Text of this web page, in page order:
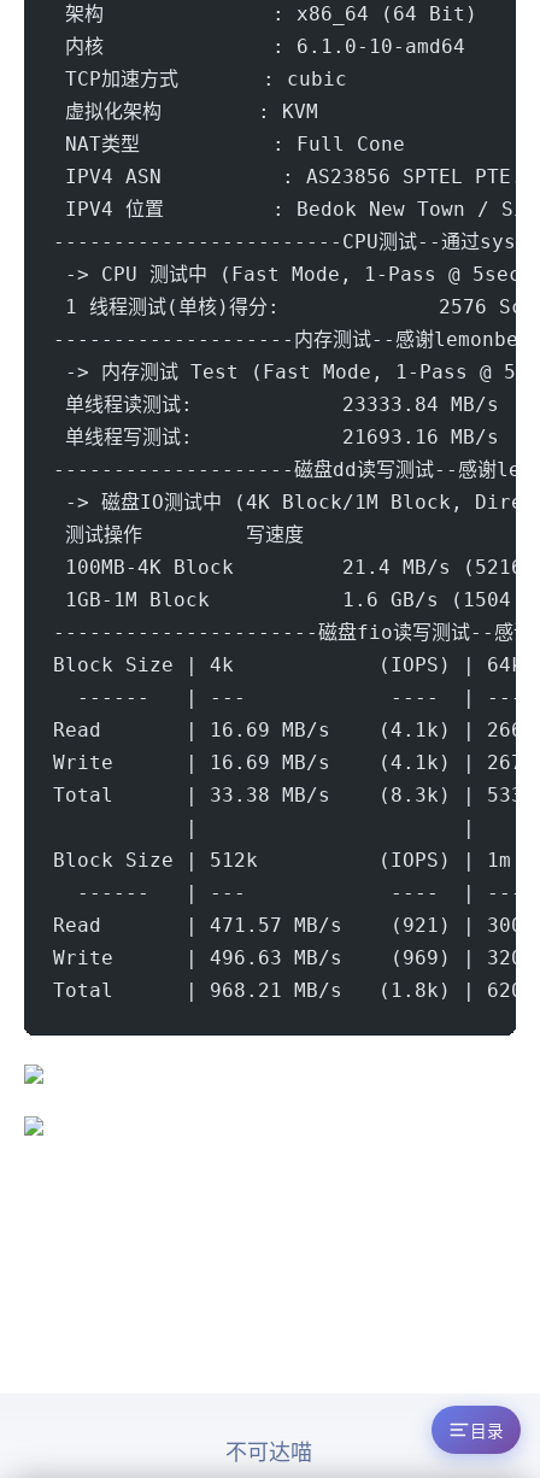
架构              : x86_64 (64 Bit)
内核              : 6.1.0-10-amd64
TCP加速方式       : cubic
虚拟化架构        : KVM
NAT类型           : Full Cone
IPV4 ASN          : AS23856 SPTEL PTE.
IPV4 位置         : Bedok New Town /
------------------------CPU测试--通过
-> CPU 测试中 (Fast Mode, 1-Pass @ 5sec)
1 线程测试(单核)得分: 		2576
--------------------内存测试--感谢
-> 内存测试 Test (Fast Mode, 1-Pass @
单线程读测试:		23333.84 MB/s
单线程写测试:		21693.16 MB/s
--------------------磁盘dd读写测试--感谢
-> 磁盘IO测试中 (4K Block/1M Block,
测试操作		写速度
100MB-4K Block		21.4 MB/s
1GB-1M Block		1.6 GB/s (1504
----------------------磁盘fio读写测试--感
Block Size | 4k            (IOPS) |
------   | ---            ----  |
Read       | 16.69 MB/s    (4.1k) |
Write      | 16.69 MB/s    (4.1k) |
Total      | 33.38 MB/s    (8.3k) |
|
Block Size | 512k          (IOPS) |
------   | ---            ----  |
Read       | 471.57 MB/s    (921) |
Write      | 496.63 MB/s    (969) |
Total      | 968.21 MB/s   (1.8k) |
目录
© 2026 ICMP不可达喵. All rights reserved.